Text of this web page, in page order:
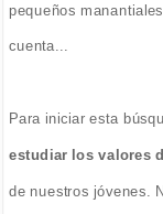
pequeños
cuenta...
Para iniciar esta
estudiar los valores
de nuestros jóvenes.